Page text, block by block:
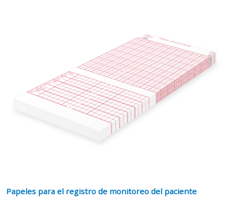
Papeles para el registro de monitoreo del paciente